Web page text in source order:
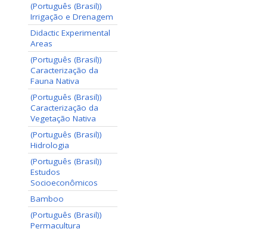
(Português (Brasil))
Irrigação e Drenagem
Didactic Experimental
Areas
(Português (Brasil))
Caracterização da
Fauna Nativa
(Português (Brasil))
Caracterização da
Vegetação Nativa
(Português (Brasil))
Hidrologia
(Português (Brasil))
Estudos
Socioeconômicos
Bamboo
(Português (Brasil))
Permacultura